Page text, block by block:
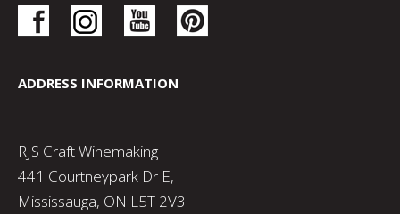
ADDRESS INFORMATION
RJS Craft Winemaking
441 Courtneypark Dr E,
Mississauga, ON L5T 2V3